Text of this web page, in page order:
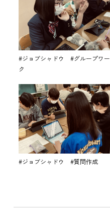
#ジョブシャドウ #グループワー
ク
#ジョブシャドウ #質問作成